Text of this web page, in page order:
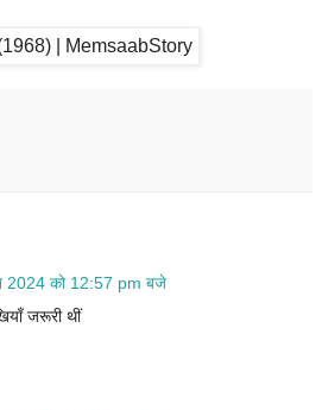
2024 को 12:57 pm बजे
जरूरी थीं